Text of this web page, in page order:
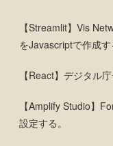
【Streamlit】Vis
をJavascriptで作成す
【React】デジタル
【Amplify Studio】
設定する。